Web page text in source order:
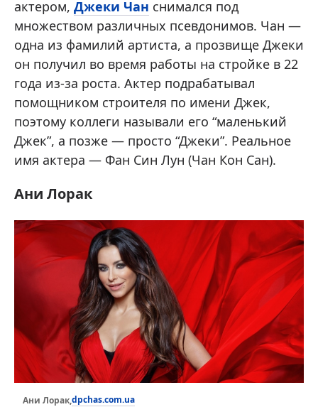
актером, Джеки Чан снимался под
множеством различных псевдонимов. Чан —
одна из фамилий артиста, а прозвище Джеки
он получил во время работы на стройке в 22
года из-за роста. Актер подрабатывал
помощником строителя по имени Джек,
поэтому коллеги называли его “маленький
Джек”, а позже — просто “Джеки”. Реальное
имя актера — Фан Син Лун (Чан Кон Сан).
Ани Лорак
Ани Лорак,dpchas.com.ua